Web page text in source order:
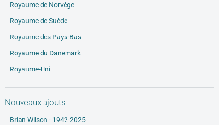
Royaume de Norvège
Royaume de Suède
Royaume des Pays-Bas
Royaume du Danemark
Royaume-Uni
Nouveaux ajouts
Brian Wilson - 1942-2025